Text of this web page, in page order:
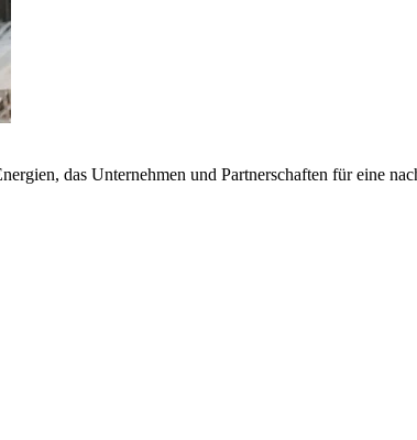
das Unternehmen und Partnerschaften für eine